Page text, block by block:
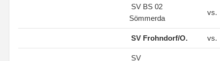
SV BS 02
Sömmerda
vs.
SV Frohndorf/O. vs.
SV